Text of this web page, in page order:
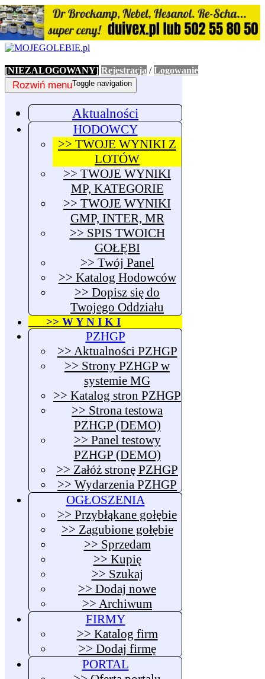
[NIEZALOGOWANY] Rejestracja /Logowanie
Toggle navigation
Rozwiń menu
Aktualności
HODOWCY
>> TWOJE WYNIKI Z
LOTÓW
>> TWOJE WYNIKI
MP, KATEGORIE
>> TWOJE WYNIKI
GMP, INTER, MR
>> SPIS TWOICH
GOŁĘBI
>> Twój Panel
>> Katalog Hodowców
>> Dopisz się do
Twojego Oddziału
>> W Y N I K I
PZHGP
>> Aktualności PZHGP
>> Strony PZHGP w
systemie MG
>> Katalog stron PZHGP
>> Strona testowa
PZHGP (DEMO)
>> Panel testowy
PZHGP (DEMO)
>> Załóż stronę PZHGP
>> Wydarzenia PZHGP
OGŁOSZENIA
>> Przybłąkane gołębie
>> Zagubione gołębie
>> Sprzedam
>> Kupię
>> Szukaj
>> Dodaj nowe
>> Archiwum
FIRMY
>> Katalog firm
>> Dodaj firmę
PORTAL